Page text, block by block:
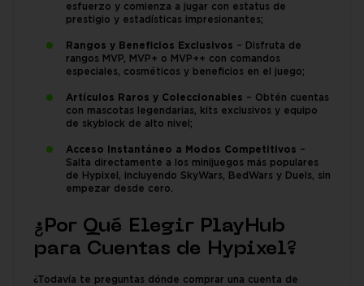
esfuerzo y comienza a jugar con estatus de
prestigio y estadísticas impresionantes;
Rangos y Beneficios Exclusivos – Disfruta de
rangos MVP, MVP+ o MVP++ con comandos
especiales, cosméticos y beneficios en el juego;
Artículos Raros y Coleccionables – Obtén cuentas
con mascotas legendarias, kits exclusivos y equipo
de skyblock de alto nivel;
Acceso Instantáneo a Modos Competitivos –
Salta directamente a los minijuegos más populares
de Hypixel, incluyendo SkyWars, BedWars y Duels, sin
empezar desde cero.
¿Por Qué Elegir PlayHub
para Cuentas de Hypixel?
¿Todavía te preguntas dónde comprar una cuenta de